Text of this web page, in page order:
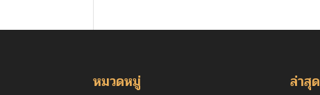
หมวดหมู่ ล่าสุด